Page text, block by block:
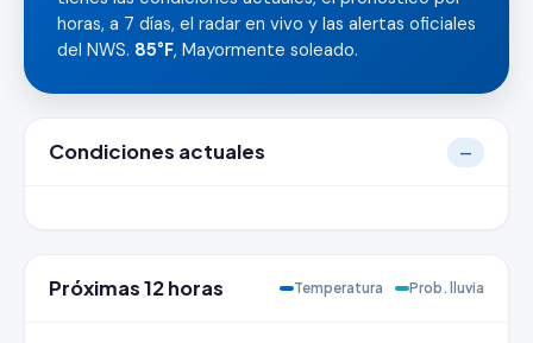
horas, a 7 días, el radar en vivo y las alertas oficiales
del NWS. 85°F, Mayormente soleado.
Condiciones actuales —
Próximas 12 horas Temperatura Prob. lluvia